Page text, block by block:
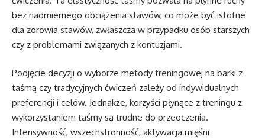
bez nadmiernego obciążenia stawów, co może być istotne
dla zdrowia stawów, zwłaszcza w przypadku osób starszych
czy z problemami związanych z kontuzjami.
Podjęcie decyzji o wyborze metody treningowej na barki z
taśmą czy tradycyjnych ćwiczeń zależy od indywidualnych
preferencji i celów. Jednakże, korzyści płynące z treningu z
wykorzystaniem taśmy są trudne do przeoczenia.
Intensywność, wszechstronność, aktywacja mięśni